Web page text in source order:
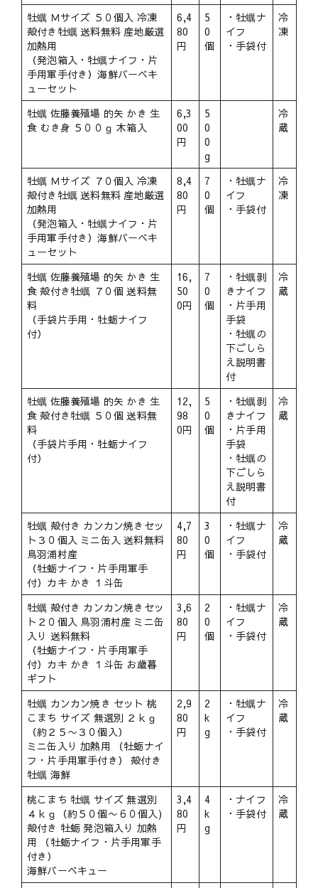
牡蠣 Ｍサイズ ５０個入 冷凍
殻付き牡蠣 送料無料 産地厳選
加熱用
（発泡箱入・牡蠣ナイフ・片
手用軍手付き）海鮮バーベキ
ューセット
6,4
80
円
5
0
個
・牡蠣ナ
イフ
・手袋付
冷
凍
牡蠣 佐藤養殖場 的矢 かき 生
食 むき身 ５００ｇ 木箱入
6,3
00
円
5
0
0
g
冷
蔵
牡蠣 Ｍサイズ ７０個入 冷凍
殻付き牡蠣 送料無料 産地厳選
加熱用
（発泡箱入・牡蠣ナイフ・片
手用軍手付き）海鮮バーベキ
ューセット
8,4
80
円
7
0
個
・牡蠣ナ
イフ
・手袋付
冷
凍
牡蠣 佐藤養殖場 的矢 かき 生
食 殻付き牡蠣 ７０個 送料無
料
（手袋片手用・牡蛎ナイフ
付）
16,
50
0円
7
0
個
・牡蠣剥
きナイフ
・片手用
手袋
・牡蠣の
下ごしら
え説明書
付
冷
蔵
牡蠣 佐藤養殖場 的矢 かき 生
食 殻付き牡蠣 ５０個 送料無
料
（手袋片手用・牡蛎ナイフ
付）
12,
98
0円
5
0
個
・牡蠣剥
きナイフ
・片手用
手袋
・牡蠣の
下ごしら
え説明書
付
冷
蔵
牡蠣 殻付き カンカン焼きセッ
ト３０個入 ミニ缶入 送料無料
鳥羽浦村産
（牡蛎ナイフ・片手用軍手
付）カキ かき １斗缶
4,7
80
円
3
0
個
・牡蠣ナ
イフ
・手袋付
冷
蔵
牡蠣 殻付き カンカン焼きセッ
ト２０個入 鳥羽浦村産 ミニ缶
入り 送料無料
（牡蛎ナイフ・片手用軍手
付）カキ かき １斗缶 お歳暮
ギフト
3,6
80
円
2
0
個
・牡蠣ナ
イフ
・手袋付
冷
蔵
牡蠣 カンカン焼き セット 桃
こまち サイズ 無選別 ２ｋｇ
（約２５〜３０個入）
ミニ缶入り 加熱用 （牡蛎ナイ
フ・片手用軍手付き） 殻付き
牡蠣 海鮮
2,9
80
円
2
k
g
・牡蠣ナ
イフ
・手袋付
冷
蔵
桃こまち 牡蠣 サイズ 無選別
４ｋｇ（約５０個〜６０個入)
殻付き 牡蛎 発泡箱入り 加熱
用 （牡蛎ナイフ・片手用軍手
付き）
海鮮バーベキュー
3,4
80
円
4
k
g
・ナイフ
・手袋付
冷
蔵